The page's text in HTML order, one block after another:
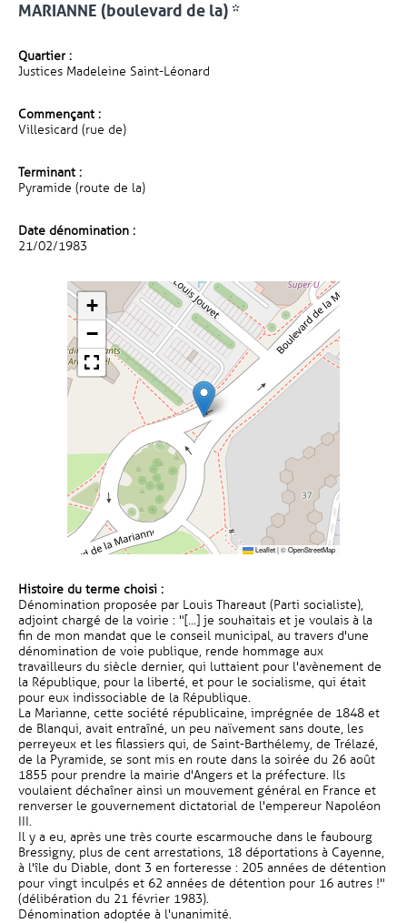
MARIANNE (boulevard de la) *
Quartier :
Justices Madeleine Saint-Léonard
Commençant :
Villesicard (rue de)
Terminant :
Pyramide (route de la)
Date dénomination :
21/02/1983
+
−
Leaflet|©OpenStreetMap
Histoire du terme choisi :
Dénomination proposée par Louis Thareaut (Parti socialiste),
adjoint chargé de la voirie : "[...] je souhaitais et je voulais à la
fin de mon mandat que le conseil municipal, au travers d'une
dénomination de voie publique, rende hommage aux
travailleurs du siècle dernier, qui luttaient pour l'avènement de
la République, pour la liberté, et pour le socialisme, qui était
pour eux indissociable de la République.
La Marianne, cette société républicaine, imprégnée de 1848 et
de Blanqui, avait entraîné, un peu naïvement sans doute, les
perreyeux et les filassiers qui, de Saint-Barthélemy, de Trélazé,
de la Pyramide, se sont mis en route dans la soirée du 26 août
1855 pour prendre la mairie d'Angers et la préfecture. Ils
voulaient déchaîner ainsi un mouvement général en France et
renverser le gouvernement dictatorial de l'empereur Napoléon
III.
Il y a eu, après une très courte escarmouche dans le faubourg
Bressigny, plus de cent arrestations, 18 déportations à Cayenne,
à l'île du Diable, dont 3 en forteresse : 205 années de détention
pour vingt inculpés et 62 années de détention pour 16 autres !"
(délibération du 21 février 1983).
Dénomination adoptée à l'unanimité.